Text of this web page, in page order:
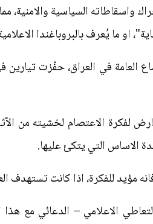
واسقاطاته السياسية
او ما يُعرف بالبروباغندا
العامة في العراق، حفّزت تيارين
لفكرة الاعتصام لخشيته من
الاساس التي يتكئ عليها.
فانه مؤيد للفكرة، اذا كانت
الاعلامي – الدعائي مع هذا